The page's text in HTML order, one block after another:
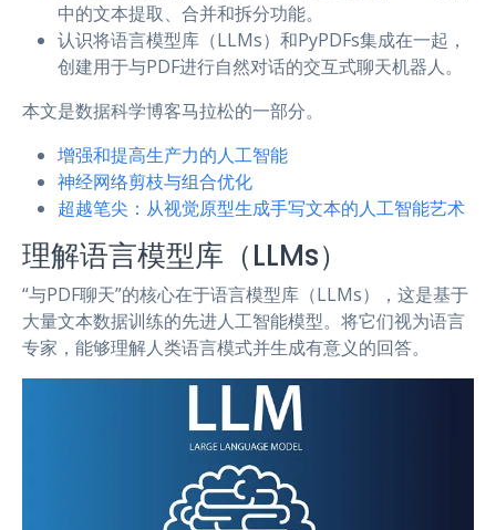
中的文本提取、合并和拆分功能。
认识将语言模型库（LLMs）和PyPDFs集成在一起，
创建用于与PDF进行自然对话的交互式聊天机器人。
本文是数据科学博客马拉松的一部分。
增强和提高生产力的人工智能
神经网络剪枝与组合优化
超越笔尖：从视觉原型生成手写文本的人工智能艺术
理解语言模型库（LLMs）
“与PDF聊天”的核心在于语言模型库（LLMs），这是基于
大量文本数据训练的先进人工智能模型。将它们视为语言
专家，能够理解人类语言模式并生成有意义的回答。